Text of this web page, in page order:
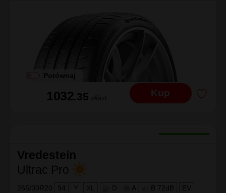
Porównaj
1032.35 zł/szt Kup
Vredestein
Ultrac Pro
265/30R20 94 Y XL D A B 72dB EV